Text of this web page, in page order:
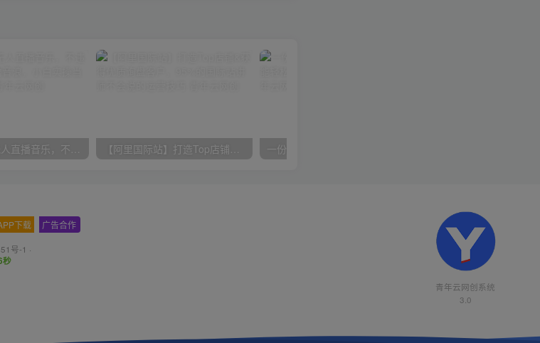
抖音24小时无人直播音乐，不违规，不封号纯撸音浪，小白实操当天日入1000+ 【阿里国际站】打造Top店铺&获得优质询盘客户，​95%的国际站讲师不会说的运营技巧
下载 广告合作
号-1 ·
秒
青年云网创系统
3.0